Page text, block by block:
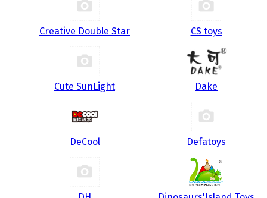
Creative Double Star CS toys
Cute SunLight Dake
DeCool Defatoys